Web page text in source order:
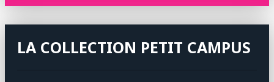
LA COLLECTION PETIT CAMPUS